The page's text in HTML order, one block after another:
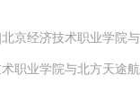
京经济技术职业学院
职业学院与北方天途